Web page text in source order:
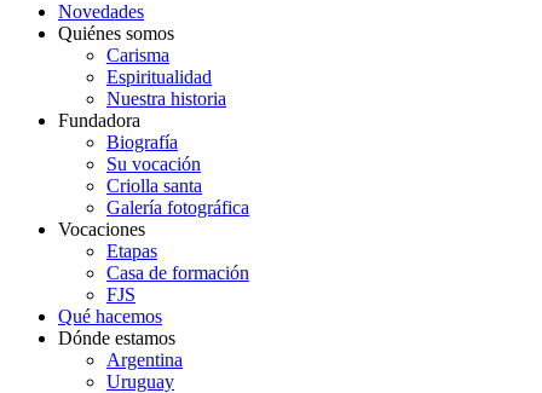
Novedades
Quiénes somos
Carisma
Espiritualidad
Nuestra historia
Fundadora
Biografía
Su vocación
Criolla santa
Galería fotográfica
Vocaciones
Etapas
Casa de formación
FJS
Qué hacemos
Dónde estamos
Argentina
Uruguay